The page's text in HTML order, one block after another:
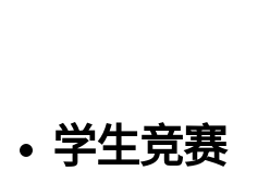
学生竞赛